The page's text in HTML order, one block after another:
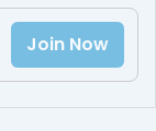
Join Now